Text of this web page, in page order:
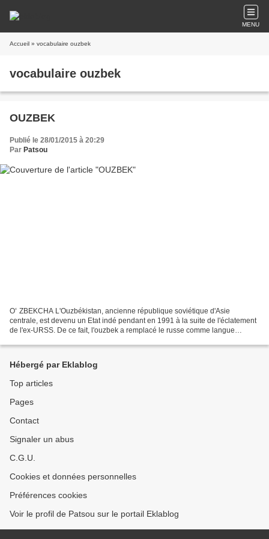
MENU
Accueil » vocabulaire ouzbek
vocabulaire ouzbek
OUZBEK
Publié le 28/01/2015 à 20:29
Par Patsou
Oՙ ZBEKCHA L'Ouzbékistan, ancienne république soviétique d'Asie
centrale, est devenu un Etat indé pendant en 1991 à la suite de l'éclatement
de l'ex-URSS. De ce fait, l'ouzbek a remplacé le russe comme langue
Hébergé par Eklablog
Top articles
Pages
Contact
Signaler un abus
C.G.U.
Cookies et données personnelles
Préférences cookies
Voir le profil de Patsou sur le portail Eklablog